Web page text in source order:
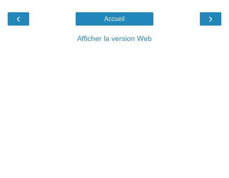
‹ ›
Accueil
Afficher la version Web